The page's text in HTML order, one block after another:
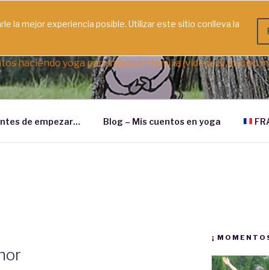
la mejor experiencia posible. Utilizar este sitio conlleva la
EN YOGA
haciendo yoga para niños en familia (vídeos & mucho
de empezar… Blog – Mis cuentos en yoga
¡